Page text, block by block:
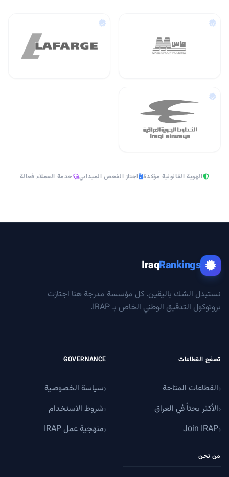
الهوية القانونية مؤكدة اجتاز الفحص الميداني خدمة العملاء فعالة
IraqRankings
نستبدل الشك باليقين. كل مؤسسة مدرجة هنا اجتازت
بروتوكول التدقيق الوطني الخاص بـ IRAP.
تصفح القطاعات
القطاعات المتاحة
الأكثر بحثاً في العراق
Join IRAP
GOVERNANCE
سياسة الخصوصية
شروط الاستخدام
منهجية عمل IRAP
من نحن